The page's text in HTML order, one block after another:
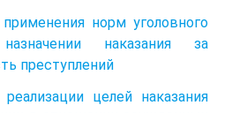
норм уголовного
наказания за
преступлений
целей наказания